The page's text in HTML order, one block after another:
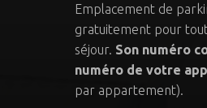
Emplacement de
gratuitement pour
séjour. Son numéro
numéro de votre
par appartement).